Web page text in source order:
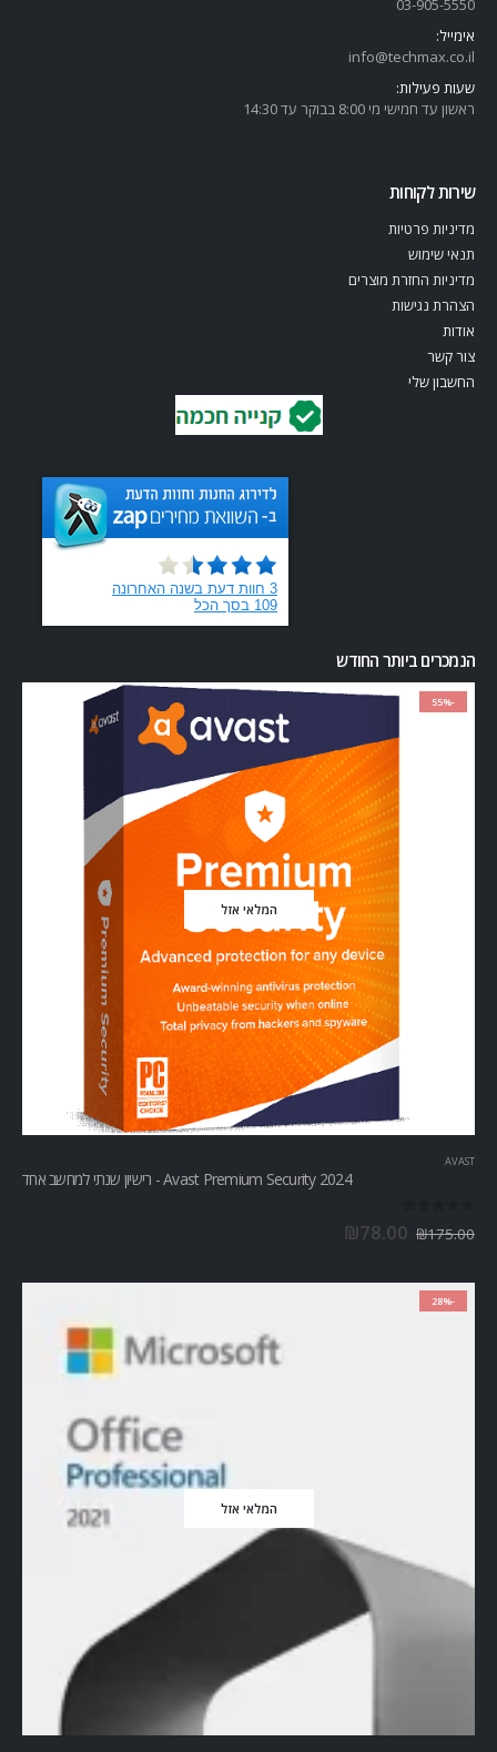
03-905-5550
אימייל:
info@techmax.co.il
שעות פעילות:
ראשון עד חמישי מי 8:00 בבוקר עד 14:30
שירות לקוחות
מדיניות פרטיות
תנאי שימוש
מדיניות החזרת מוצרים
הצהרת נגישות
אודות
צור קשר
החשבון שלי
הנמכרים ביותר החודש
-55%
המלאי אזל
AVAST
Avast Premium Security 2024 - רישיון שנתי למחשב אחד
₪175.00
₪78.00
-28%
המלאי אזל